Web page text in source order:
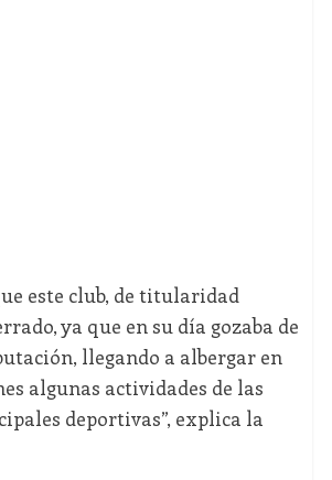
este club, de titularidad
ya que en su día gozaba de
llegando a albergar en
algunas actividades de las
deportivas”, explica la